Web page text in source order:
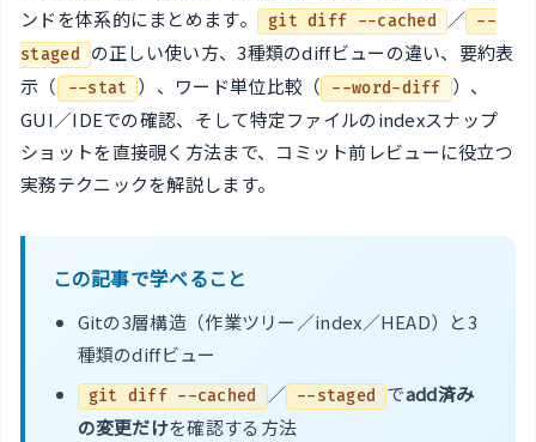
ンドを体系的にまとめます。
git diff --cached ／
--
staged
の正しい使い方、3種類のdiffビューの違い、要約表
示（
--stat ）、ワード単位比較（ --word-diff
）、
GUI／IDEでの確認、そして特定ファイルのindexスナップ
ショットを直接覗く方法まで、コミット前レビューに役立つ
実務テクニックを解説します。
この記事で学べること
Gitの3層構造（作業ツリー／index／HEAD）と3
種類のdiffビュー
git diff --cached ／ --staged でadd済み
の変更だけを確認する方法